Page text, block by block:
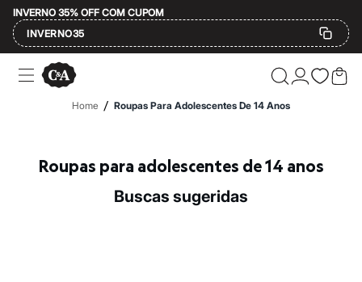
INVERNO 35% OFF COM CUPOM
INVERNO35
Ofertas
Compre por Departamento
Mindse7
Plus Size
Home / Roupas Para Adolescentes De 14 Anos
Roupas para adolescentes de 14 anos
buscas sugeridas